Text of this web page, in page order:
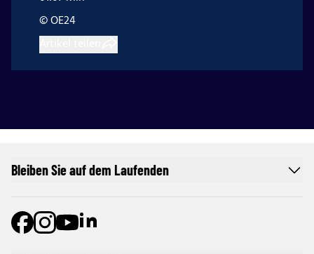
© OE24
Bleiben Sie auf dem Laufenden